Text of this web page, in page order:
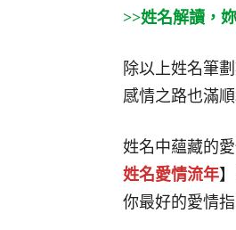
>>姓名解讀，
除以上姓名筆
感情之路也滿
姓名中蘊藏的
姓名愛情流年
你最好的愛情